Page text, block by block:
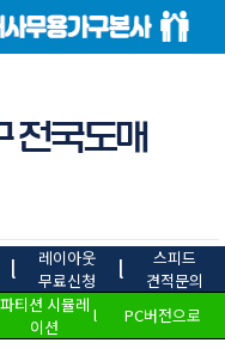
l
레이아웃
무료신청
l
스피드
견적문의
파티션 시뮬레
이션
l PC버전으로